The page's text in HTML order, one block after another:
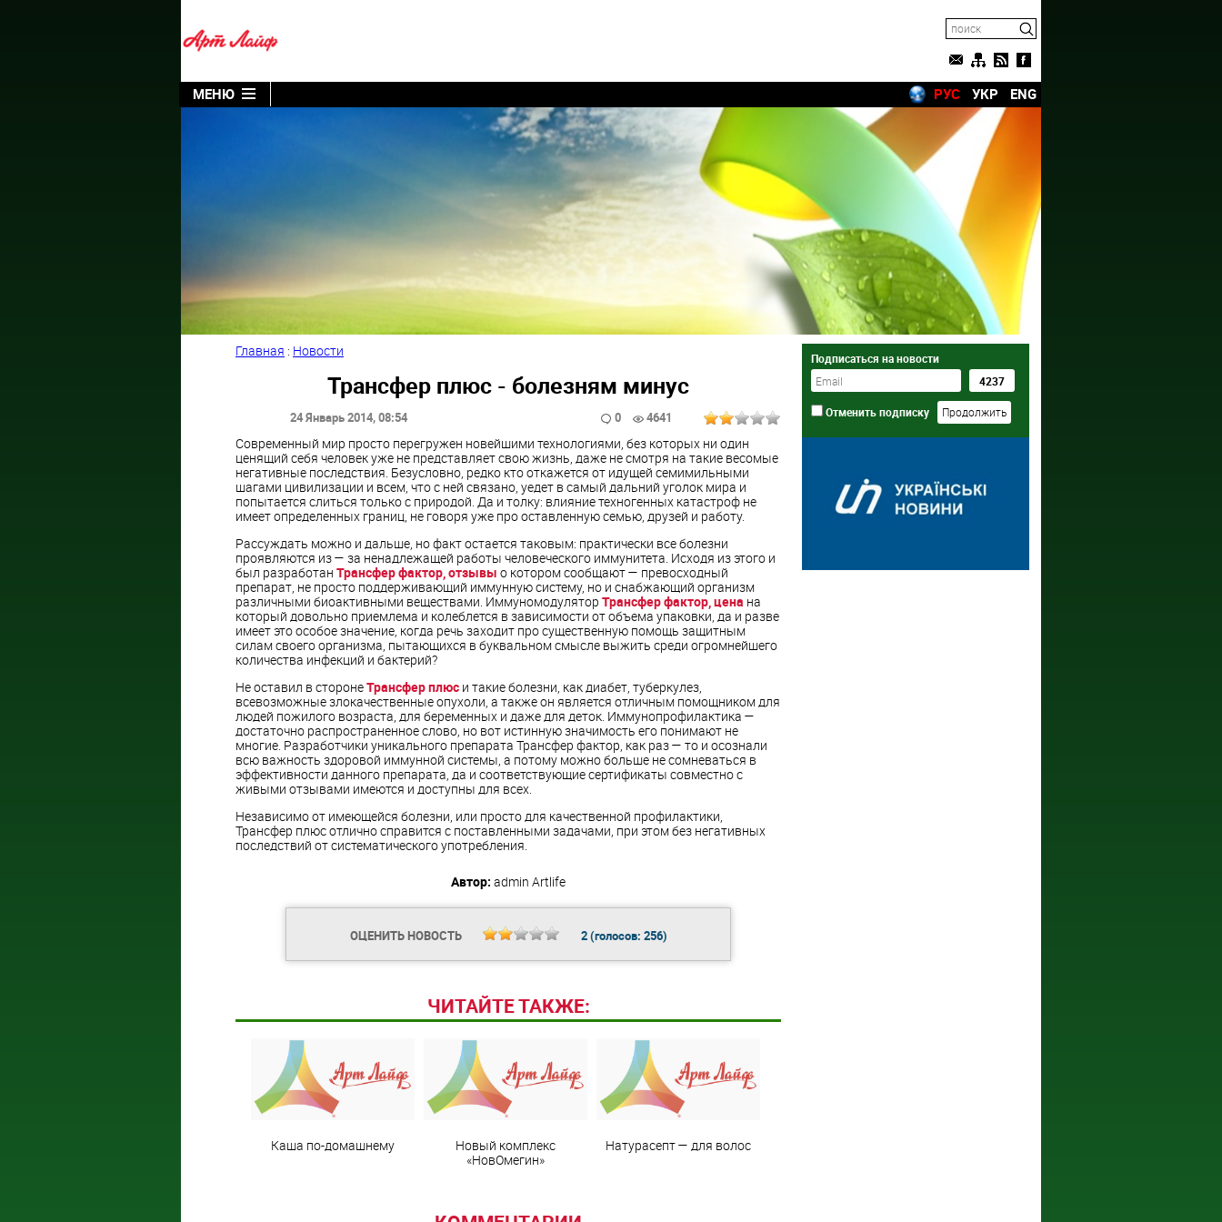
МЕНЮ РУС УКР ENG
Главная : Новости
Трансфер плюс - болезням минус
24 Январь 2014, 08:54 0 4641
Современный мир просто перегружен новейшими технологиями, без которых ни один
ценящий себя человек уже не представляет свою жизнь, даже не смотря на такие весомые
негативные последствия. Безусловно, редко кто откажется от идущей семимильными
шагами цивилизации и всем, что с ней связано, уедет в самый дальний уголок мира и
попытается слиться только с природой. Да и толку: влияние техногенных катастроф не
имеет определенных границ, не говоря уже про оставленную семью, друзей и работу.
Рассуждать можно и дальше, но факт остается таковым: практически все болезни
проявляются из — за ненадлежащей работы человеческого иммунитета. Исходя из этого и
был разработан Трансфер фактор, отзывы о котором сообщают — превосходный
препарат, не просто поддерживающий иммунную систему, но и снабжающий организм
различными биоактивными веществами. Иммуномодулятор Трансфер фактор, цена на
который довольно приемлема и колеблется в зависимости от объема упаковки, да и разве
имеет это особое значение, когда речь заходит про существенную помощь защитным
силам своего организма, пытающихся в буквальном смысле выжить среди огромнейшего
количества инфекций и бактерий?
Не оставил в сторонеТрансфер плюс и такие болезни, как диабет, туберкулез,
всевозможные злокачественные опухоли, а также он является отличным помощником для
людей пожилого возраста, для беременных и даже для деток. Иммунопрофилактика —
достаточно распространенное слово, но вот истинную значимость его понимают не
многие. Разработчики уникального препарата Трансфер фактор, как раз — то и осознали
всю важность здоровой иммунной системы, а потому можно больше не сомневаться в
эффективности данного препарата, да и соответствующие сертификаты совместно с
живыми отзывами имеются и доступны для всех.
Независимо от имеющейся болезни, или просто для качественной профилактики,
Трансфер плюс отлично справится с поставленными задачами, при этом без негативных
последствий от систематического употребления.
Автор: admin Artlife
ОЦЕНИТЬ НОВОСТЬ 2(голосов: 256)
ЧИТАЙТЕ ТАКЖЕ:
Каша по-домашнему
Новый комплекс
«НовОмегин»
Натурасепт — для волос
Подписаться на новости
Отменить подписку